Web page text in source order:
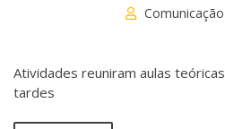
Atividades reuniram aulas
tardes